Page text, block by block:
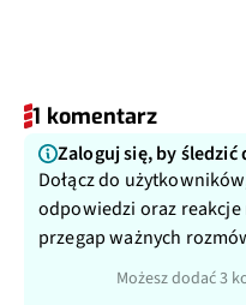
1 komentarz
Zaloguj się, by śledzić
Dołącz do
odpowiedzi oraz
przegap ważnych
Możesz dodać 3